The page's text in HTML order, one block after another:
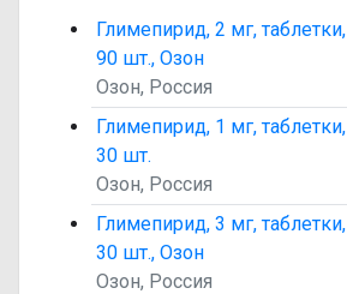
Глимепирид, 2 мг, таблетки,
90 шт., Озон
Озон, Россия
Глимепирид, 1 мг, таблетки,
30 шт.
Озон, Россия
Глимепирид, 3 мг, таблетки,
30 шт., Озон
Озон, Россия